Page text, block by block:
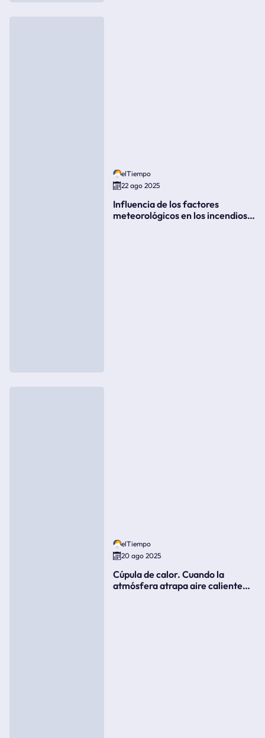
elTiempo
22 ago 2025
Influencia de los factores
meteorológicos en los incendios
elTiempo
20 ago 2025
Cúpula de calor. Cuando la
atmósfera atrapa aire caliente